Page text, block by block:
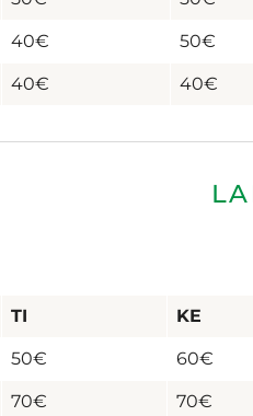
40€ 50€
40€ 40€
TI KE
50€ 60€
70€ 70€